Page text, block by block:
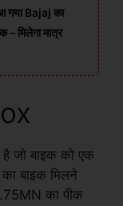
गया Bajaj का
– मिलेगा मात्र
जो बाइक को एक
बाइक मिलने
का पीक